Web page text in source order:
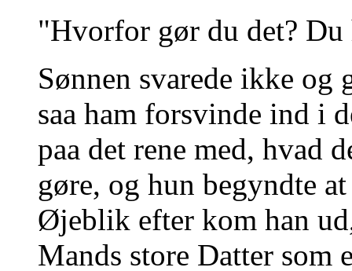
"Hvorfor gør du det?
Sønnen svarede ikke
saa ham forsvinde ind i
paa det rene med, hvad
gøre, og hun begyndte
Øjeblik efter kom han
Mands store Datter som